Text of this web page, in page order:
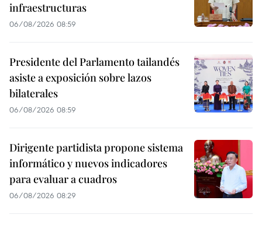
infraestructuras
06/08/2026 08:59
Presidente del Parlamento tailandés
asiste a exposición sobre lazos
bilaterales
06/08/2026 08:59
Dirigente partidista propone sistema
informático y nuevos indicadores
para evaluar a cuadros
06/08/2026 08:29